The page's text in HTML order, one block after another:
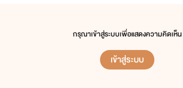
กรุณาเข้าสู่ระบบเพื่อแสดงความคิดเห็น
เข้าสู่ระบบ